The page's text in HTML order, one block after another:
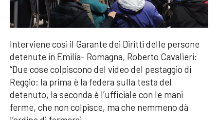
Interviene così il Garante dei Diritti delle persone
detenute in Emilia- Romagna, Roberto Cavalieri:
“Due cose colpiscono del video del pestaggio di
Reggio: la prima è la federa sulla testa del
detenuto, la seconda è l’ufficiale con le mani
ferme, che non colpisce, ma che nemmeno dà